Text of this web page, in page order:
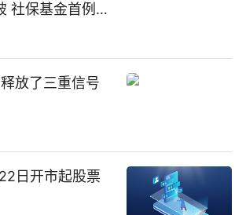
社保基金首例期
放了三重信号
日开市起股票